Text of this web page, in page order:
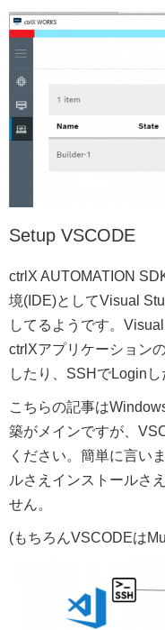
Setup VSCODE
ctrlX AUTOMATION
境(IDE)としてVisual
してるようです。
ctrlXアプリケーション
したり、SSHでLoginし
こちらの記事は
築がメインですが、
ください。簡単に言い
ルさえインストールさ
せん。
(もちろんVSCODEは